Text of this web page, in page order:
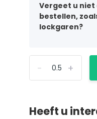
Vergeet u
bestellen,
lockgaren?
+
-
Heeft u